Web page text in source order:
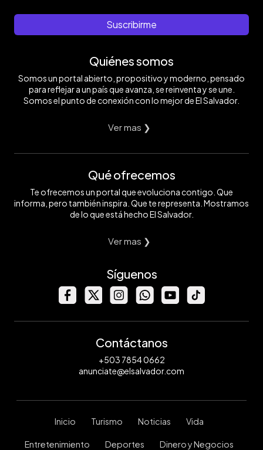
Suscribirme
Quiénes somos
Somos un portal abierto, propositivo y moderno, pensado
para reflejar a un país que avanza, se reinventa y se une.
Somos el punto de conexión con lo mejor de El Salvador.
Ver mas ❯
Qué ofrecemos
Te ofrecemos un portal que evoluciona contigo. Que
informa, pero también inspira. Que te representa. Mostramos
de lo que está hecho El Salvador.
Ver mas ❯
Síguenos
Contáctanos
+503 7854 0662
anunciate@elsalvador.com
Inicio Turismo Noticias Vida
Entretenimiento Deportes Dinero y Negocios